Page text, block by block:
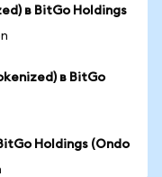
в BitGo Holdings
в BitGo
Holdings (Ondo